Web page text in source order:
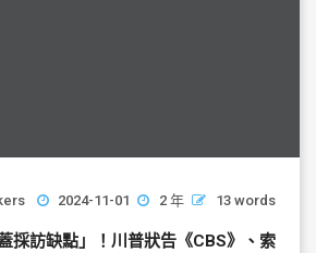
2024-11-01 2 年 13 words
採訪缺點」！川普狀告《CBS》、索